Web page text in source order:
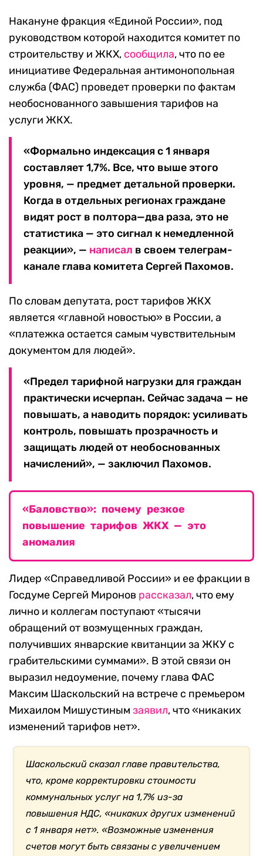
Накануне фракция «Единой России», под
руководством которой находится комитет по
строительству и ЖКХ, сообщила, что по ее
инициативе Федеральная антимонопольная
служба (ФАС) проведет проверки по фактам
необоснованного завышения тарифов на
услуги ЖКХ.
«Формально индексация с 1 января
составляет 1,7%. Все, что выше этого
уровня, — предмет детальной проверки.
Когда в отдельных регионах граждане
видят рост в полтора—два раза, это не
статистика — это сигнал к немедленной
реакции», — написал в своем телеграм-
канале глава комитета Сергей Пахомов.
По словам депутата, рост тарифов ЖКХ
является «главной новостью» в России, а
«платежка остается самым чувствительным
документом для людей».
«Предел тарифной нагрузки для граждан
практически исчерпан. Сейчас задача — не
повышать, а наводить порядок: усиливать
контроль, повышать прозрачность и
защищать людей от необоснованных
начислений», — заключил Пахомов.
«Баловство»: почему резкое
повышение тарифов ЖКХ — это
аномалия
Лидер «Справедливой России» и ее фракции в
Госдуме Сергей Миронов рассказал, что ему
лично и коллегам поступают «тысячи
обращений от возмущенных граждан,
получивших январские квитанции за ЖКУ с
грабительскими суммами». В этой связи он
выразил недоумение, почему глава ФАС
Максим Шаскольский на встрече с премьером
Михаилом Мишустиным заявил, что «никаких
изменений тарифов нет».
Шаскольский сказал главе правительства,
что, кроме корректировки стоимости
коммунальных услуг на 1,7% из-за
повышения НДС, «никаких других изменений
с 1 января нет». «Возможные изменения
счетов могут быть связаны с увеличением